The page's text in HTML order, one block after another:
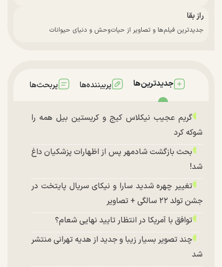
راز بقا
جدیدترین فیلم‌ها و تصاویر از حیات‌وحش و دنیای حیوانات
جدیدترین‌ها پربیننده‌ها پربحث‌ها
گریم عجیب نیکلاس کیج و کریستین بیل همه را
شوکه کرد
بحث بازگشت شادمهر پس از اظهارات پزشکیان داغ
شد!
تغییر چهره شدید سارا و نیکای سریال پایتخت در
جشن تولد ۲۲ سالگی + تصاویر
توافق با آمریکا در انتظار تایید نهایی شعام؟
چند تصویر بسیار زیبا و جدید از هدیه تهرانی منتشر
شد